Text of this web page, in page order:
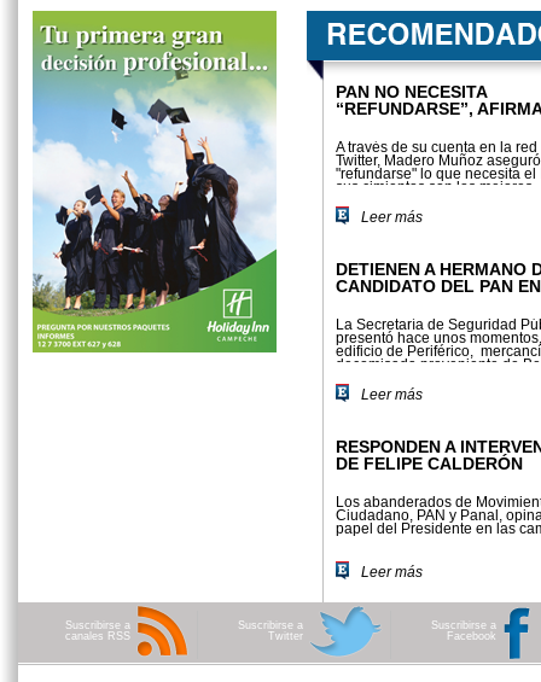
PAN NO NECESITA
“REFUNDARSE”,
A través de su cuenta en la
Twitter, Madero Muñoz
"refundarse" lo que necesita el
sus cimientos son los mejores.
Leer más
DETIENEN A HERMANO
CANDIDATO DEL PAN
La Secretaría de Seguridad
presentó hace unos
edificio de Periférico,
decomisada proveniente de
Leer más
RESPONDEN A
DE FELIPE CALDERÓN
Los abanderados de
Ciudadano, PAN y Panal,
papel del Presidente en las
Leer más
Suscribirse a
canales RSS
Suscribirse a
Twitter
Suscribirse a
Facebook